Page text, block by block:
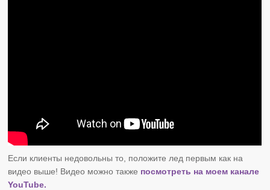
Если клиенты недовольны то, положите лед первым как на
видео выше! Видео можно также посмотреть на моем канале
YouTube.